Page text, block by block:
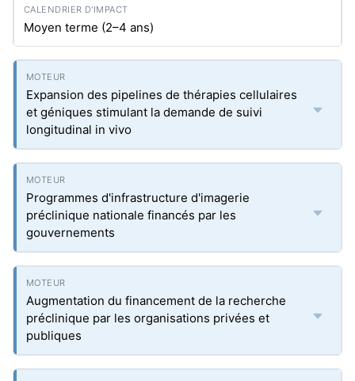
Moyen terme (2–4 ans)
Expansion des pipelines de thérapies cellulaires
et géniques stimulant la demande de suivi
longitudinal in vivo
Programmes d'infrastructure d'imagerie
préclinique nationale financés par les
gouvernements
Augmentation du financement de la recherche
préclinique par les organisations privées et
publiques